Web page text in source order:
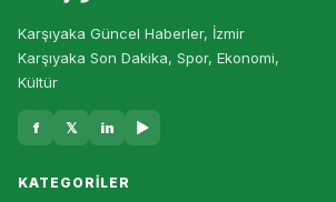
Karşıyaka Güncel Haberler, İzmir
Karşıyaka Son Dakika, Spor, Ekonomi,
Kültür
f 𝕏 in ▶
KATEGORILER